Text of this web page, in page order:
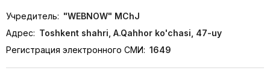
Учредитель: "WEBNOW" MChJ
Адрес: Toshkent shahri, A.Qahhor ko'chasi, 47-uy
Регистрация электронного СМИ: 1649